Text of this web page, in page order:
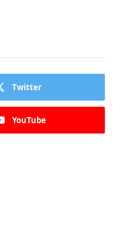
Twitter
YouTube